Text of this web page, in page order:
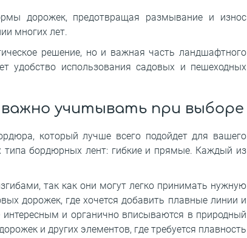
дорожек, предотвращая размывание и износ
многих лет.
решение, но и важная часть ландшафтного
удобство использования садовых и пешеходных
учитывать при выборе
который лучше всего подойдет для вашего
типа бордюрных лент: гибкие и прямые. Каждый из
так как они могут легко принимать нужную
дорожек, где хочется добавить плавные линии и
интересным и органично вписываются в природный
и других элементов, где требуется плавность